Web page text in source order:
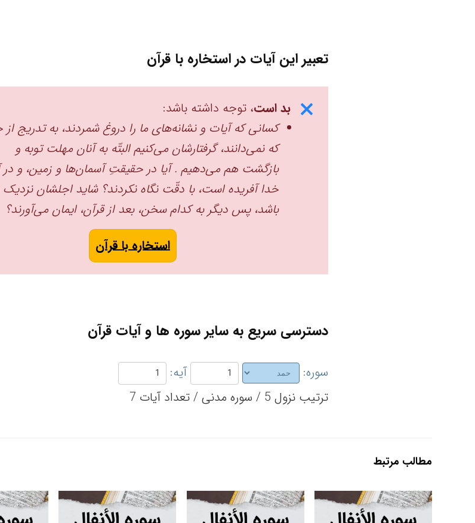
تعبیر این آیات در استخاره با قرآن
بد است، توجه داشته باشد:
کسانی که آیات و نشانه‌های ما را دروغ شمردند، به تدریج از
که نمی‌دانند، گرفتارشان می‌کنیم ‏البتّه به آنان مهلت توبه و
بازگشت هم می‌دهیم . آیا در حقیقتِ آسمان‌ها و زمین، و در
خدا آفریده است، با دقّت نگاه نکردند؟ شاید اجلشان
باشد، پس دیگر به کدام سخن، بعد از قرآن، ایمان می‌آورند؟ ‏
استخاره با قرآن
دسترسی سریع به سایر سوره ها و آیات قرآن
سوره:
آیه:
ترتیب نزول 5 / سوره مدنی / تعداد آیات 7
مطالب مرتبط